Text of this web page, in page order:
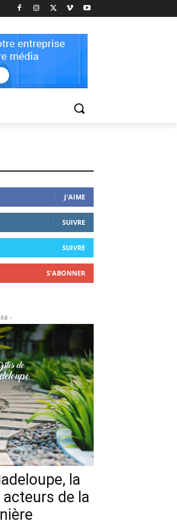
J'AIME
SUIVRE
SUIVRE
S'ABONNER
-
la
de la